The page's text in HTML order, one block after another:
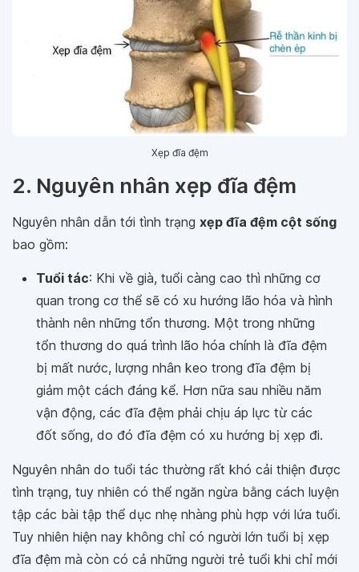
Xẹp đĩa đệm
2. Nguyên nhân xẹp đĩa đệm
Nguyên nhân dẫn tới tình trạng xẹp đĩa đệm cột sống
bao gồm:
Tuổi tác: Khi về già, tuổi càng cao thì những cơ
quan trong cơ thể sẽ có xu hướng lão hóa và hình
thành nên những tổn thương. Một trong những
tổn thương do quá trình lão hóa chính là đĩa đệm
bị mất nước, lượng nhân keo trong đĩa đệm bị
giảm một cách đáng kể. Hơn nữa sau nhiều năm
vận động, các đĩa đệm phải chịu áp lực từ các
đốt sống, do đó đĩa đệm có xu hướng bị xẹp đi.
Nguyên nhân do tuổi tác thường rất khó cải thiện được
tình trạng, tuy nhiên có thể ngăn ngừa bằng cách luyện
tập các bài tập thể dục nhẹ nhàng phù hợp với lứa tuổi.
Tuy nhiên hiện nay không chỉ có người lớn tuổi bị xẹp
đĩa đệm mà còn có cả những người trẻ tuổi khi chỉ mới